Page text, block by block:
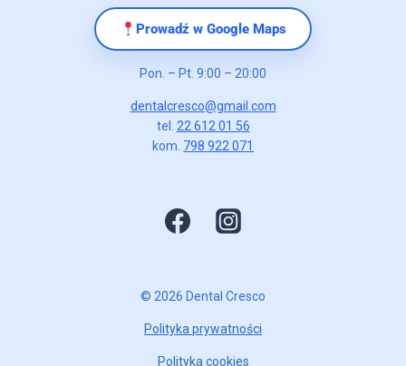
Prowadź w Google Maps
Pon. – Pt. 9:00 – 20:00
dentalcresco@gmail.com
tel. 22 612 01 56
kom. 798 922 071
© 2026 Dental Cresco
Polityka prywatności
Polityka cookies